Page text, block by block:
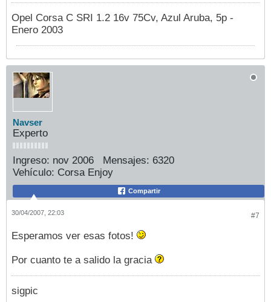
Opel Corsa C SRI 1.2 16v 75Cv, Azul Aruba, 5p -
Enero 2003
Navser
Experto
Ingreso: nov 2006 Mensajes: 6320
Vehículo: Corsa Enjoy
Compartir
#7
30/04/2007, 22:03
Esperamos ver esas fotos!
Por cuanto te a salido la gracia
sigpic